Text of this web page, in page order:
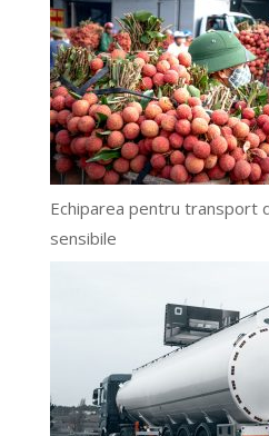
Echiparea pentru transport
sensibile